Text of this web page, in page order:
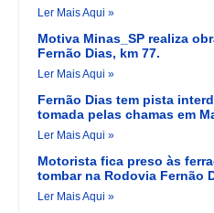
Ler Mais Aqui »
Motiva Minas_SP realiza
Fernão Dias, km 77.
Ler Mais Aqui »
Fernão Dias tem pista
tomada pelas chamas em
Ler Mais Aqui »
Motorista fica preso às
tombar na Rodovia Fernão
Ler Mais Aqui »